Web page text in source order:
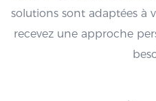
solutions sont adaptées à
recevez une approche